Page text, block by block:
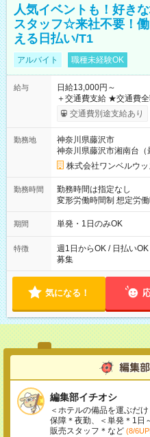
人気イベントも！好き
スタッフ☆来社不要！
える日払い/T1
アルバイト 職種未経験OK
給与
日給13,000円～
＋交通費支給 ★交通費全額支給！ ┗案件により規定あり ★日払
いOK！（規定あり） ┗
ンビニATMから 日払い分を引き
交通費別途支給あり
勤務地
神奈川県藤沢市
神奈川県藤沢市湘南台（
株式会社ワンベルウ
勤務時間
勤務時間は指定なし
変形労働時間制 想定労働時間160時間/
～21：00
期間 単発・1日のみOK
特徴
週1日からOK / 日払い
募集
気になる！
編集部イチオシ
＜ホテルの備品を運ぶだ
保障＊夜勤、＜単発＊1日
販売スタッフ＊など (8/